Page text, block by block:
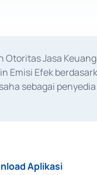
Jasa
Emisi Efek
sebagai
Aplikasi